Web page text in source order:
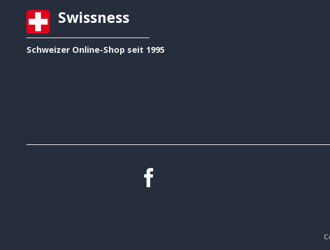
Swissness
Schweizer Online-Shop seit 1995